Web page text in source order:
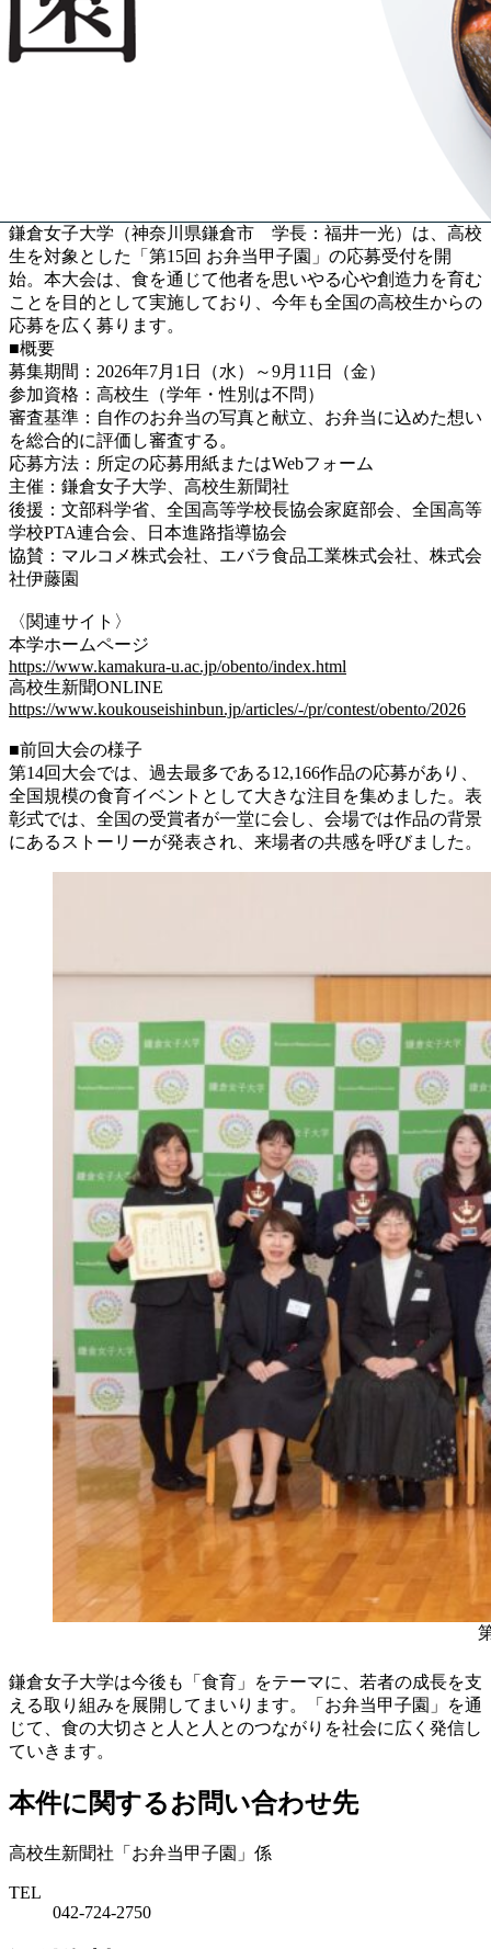
鎌倉女子大学（神奈川県鎌倉市 学長：福井一光）は、高校
生を対象とした「第15回 お弁当甲子園」の応募受付を開
始。本大会は、食を通じて他者を思いやる心や創造力を育む
ことを目的として実施しており、今年も全国の高校生からの
応募を広く募ります。
■概要
募集期間：2026年7月1日（水）～9月11日（金）
参加資格：高校生（学年・性別は不問）
審査基準：自作のお弁当の写真と献立、お弁当に込めた想い
を総合的に評価し審査する。
応募方法：所定の応募用紙またはWebフォーム
主催：鎌倉女子大学、高校生新聞社
後援：文部科学省、全国高等学校長協会家庭部会、全国高等
学校PTA連合会、日本進路指導協会
協賛：マルコメ株式会社、エバラ食品工業株式会社、株式会
社伊藤園
〈関連サイト〉
本学ホームページ
https://www.kamakura-u.ac.jp/obento/index.html
高校生新聞ONLINE
https://www.koukouseishinbun.jp/articles/-/pr/contest/obento/2026
■前回大会の様子
第14回大会では、過去最多である12,166作品の応募があり、
全国規模の食育イベントとして大きな注目を集めました。表
彰式では、全国の受賞者が一堂に会し、会場では作品の背景
にあるストーリーが発表され、来場者の共感を呼びました。
鎌倉女子大学は今後も「食育」をテーマに、若者の成長を支
える取り組みを展開してまいります。「お弁当甲子園」を通
じて、食の大切さと人と人とのつながりを社会に広く発信し
ていきます。
本件に関するお問い合わせ先
高校生新聞社「お弁当甲子園」係
TEL
042-724-2750